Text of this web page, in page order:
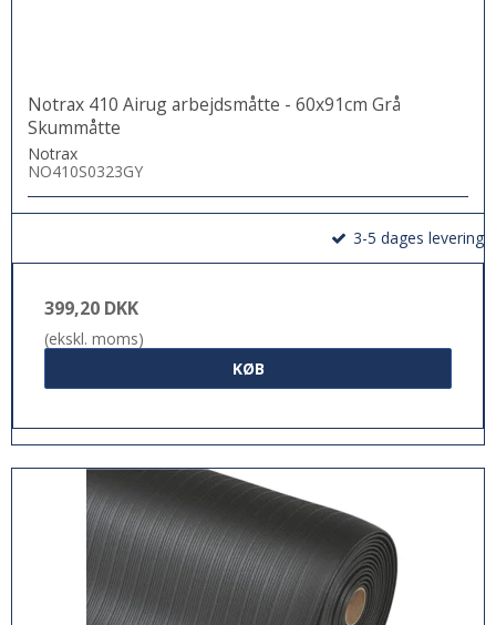
Notrax 410 Airug arbejdsmåtte - 60x91cm Grå
Skummåtte
Notrax
NO410S0323GY
3-5 dages levering
399,20 DKK
(ekskl. moms)
KØB